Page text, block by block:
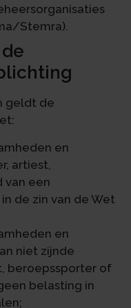
Stemra).
geldt de
en
artiest,
van een
de zin van de Wet
en
niet zijnde
beroepssporter of
belasting in